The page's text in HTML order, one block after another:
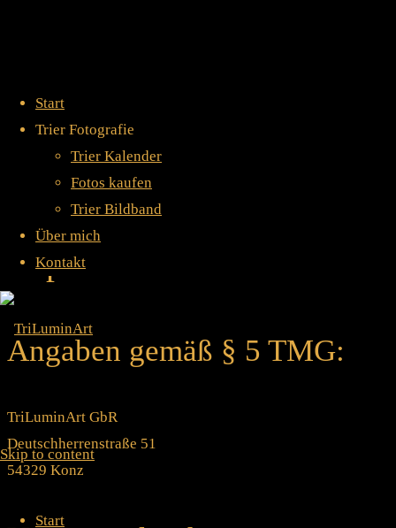
Start
Trier Fotografie
Trier Kalender
Fotos kaufen
Trier Bildband
Über mich
Kontakt
Skip to content
Start
Impressum
Impressum
Angaben gemäß § 5 TMG:
TriLuminArt GbR
Deutschherrenstraße 51
54329 Konz